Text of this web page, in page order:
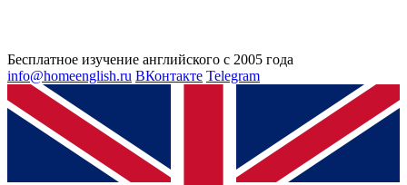
Бесплатное изучение английского с 2005 года
info@homeenglish.ru ВКонтакте Telegram